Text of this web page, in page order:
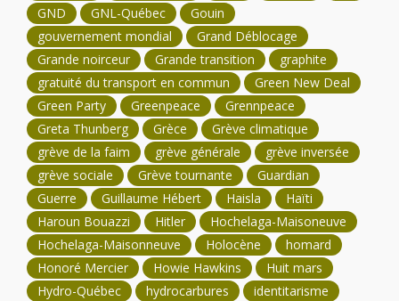
GND
GNL-Québec
Gouin
gouvernement mondial
Grand Déblocage
Grande noirceur
Grande transition
graphite
gratuité du transport en commun
Green New Deal
Green Party
Greenpeace
Grennpeace
Greta Thunberg
Grèce
Grève climatique
grève de la faim
grève générale
grève inversée
grève sociale
Grève tournante
Guardian
Guerre
Guillaume Hébert Haisla
Haïti
Haroun Bouazzi
Hitler
Hochelaga-Maisoneuve
Hochelaga-Maisonneuve
Holocène
homard
Honoré Mercier
Howie Hawkins
Huit mars
Hydro-Québec
hydrocarbures
identitarisme